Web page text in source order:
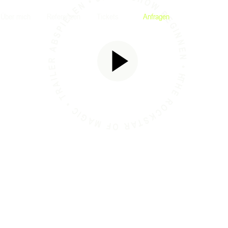
Anfragen
THE ROCKSTAR OF MAGIC • TRAILER ABSPIELEN • JETZT SHOW BEGINNEN • HYVEN •